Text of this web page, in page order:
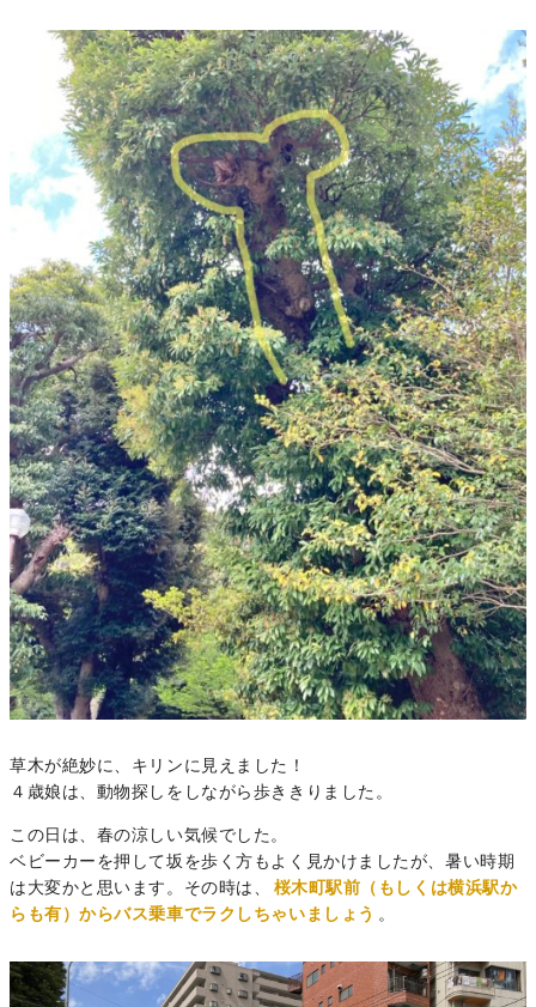
草木が絶妙に、キリンに見えました！
４歳娘は、動物探しをしながら歩ききりました。
この日は、春の涼しい気候でした。
ベビーカーを押して坂を歩く方もよく見かけましたが、暑い時期
は大変かと思います。その時は、
桜木町駅前（もしくは横浜駅か
らも有）からバス乗車でラクしちゃいましょう 。